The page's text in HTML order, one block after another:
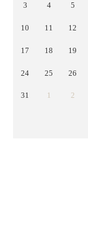
3 4 5
10 11 12
17 18 19
24 25 26
31 1 2